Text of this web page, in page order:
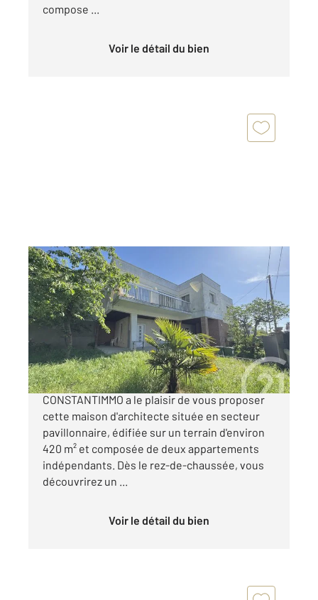
compose ...
Voir le détail du bien
JUVISY SUR ORGE 91
165 m2, 7 pièces
Ref : 3993
Maison à vendre
399 900 €
Votre agence Century 21 Groupe
CONSTANTIMMO a le plaisir de vous proposer
cette maison d'architecte située en secteur
pavillonnaire, édifiée sur un terrain d'environ
420 m² et composée de deux appartements
indépendants. Dès le rez-de-chaussée, vous
découvrirez un ...
Voir le détail du bien